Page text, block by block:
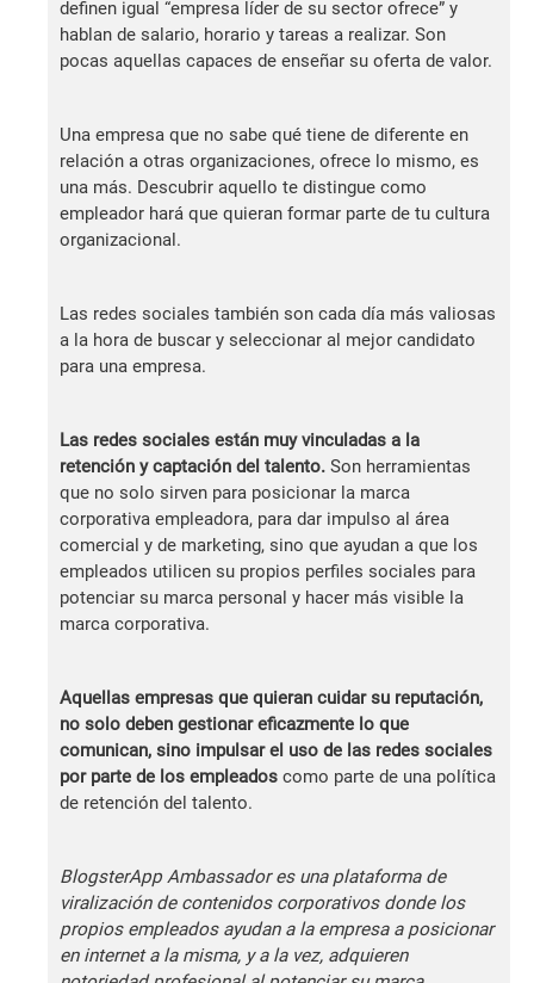
definen igual “empresa líder de su sector ofrece” y
hablan de salario, horario y tareas a realizar. Son
pocas aquellas capaces de enseñar su oferta de valor.
Una empresa que no sabe qué tiene de diferente en
relación a otras organizaciones, ofrece lo mismo, es
una más. Descubrir aquello te distingue como
empleador hará que quieran formar parte de tu cultura
organizacional.
Las redes sociales también son cada día más valiosas
a la hora de buscar y seleccionar al mejor candidato
para una empresa.
Las redes sociales están muy vinculadas a la
retención y captación del talento. Son herramientas
que no solo sirven para posicionar la marca
corporativa empleadora, para dar impulso al área
comercial y de marketing, sino que ayudan a que los
empleados utilicen su propios perfiles sociales para
potenciar su marca personal y hacer más visible la
marca corporativa.
Aquellas empresas que quieran cuidar su reputación,
no solo deben gestionar eficazmente lo que
comunican, sino impulsar el uso de las redes sociales
por parte de los empleados como parte de una política
de retención del talento.
BlogsterApp Ambassador es una plataforma de
viralización de contenidos corporativos donde los
propios empleados ayudan a la empresa a posicionar
en internet a la misma, y a la vez, adquieren